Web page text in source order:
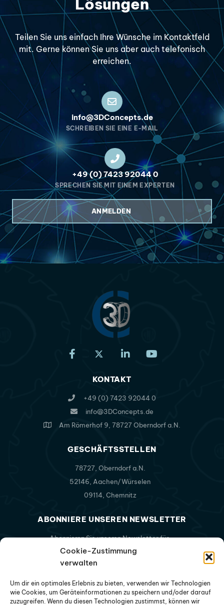
Cookie-Zustimmung
verwalten
Um dir ein optimales Erlebnis zu bieten, verwenden wir Technologien
wie Cookies, um Geräteinformationen zu speichern und/oder darauf
zuzugreifen. Wenn du diesen Technologien zustimmst, können wir
Lösungen
Teilen Sie uns einfach Ihre Wünsche im Kontaktfeld
mit. Gerne können Sie uns aber auch telefonisch
erreichen.
info@3DConcepts.de
SCHREIBEN SIE EINE E-MAIL
+49 (0) 7423 92044 0
SPRECHEN SIE MIT EINEM EXPERTEN
ANMELDEN
KONTAKT
+49 (0) 7423 92044 0
info@3DConcepts.de
Am Römerhof 9, 78727 Oberndorf a.N.
GESCHÄFTSSTELLEN
78727, Oberndorf a.N.
52146, Aachen/Würselen
09114, Chemnitz
ABONNIERE UNSEREN NEWSLETTER
Abonnieren Sie unseren Newsletter für
aktuelle Infos - keine Sorge, kein Spam.